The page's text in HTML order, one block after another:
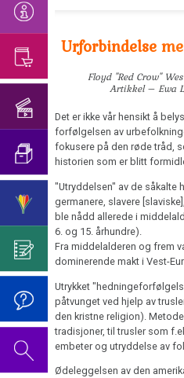
Urforbindelse
med
den
besjelede
natur
Hva
det
handler
om
Adferdskode
Harmoni
fem
Biologiske
Naturlovene
1.
Biologiske
Naturlov
2.
Biologiske
Naturlov
3.
Biologiske
Naturlov
Prostata
Syndrom
Webstedet
under
oppførelse
Bekreftelse
av
Universitetet
Verifikasjoner
2011
2010
2009
Dr.
Hamer
om
Mein
Studentenmädchen
Intervju
med
Report
München
(Tysk
TV)
Mendel
om
Dr.
Hamer,
Ektoderm
bruk
for
hjelp...
med
Dr.
Hamer
Bursdagskonsert
2018
Bursdagskonsert
2019
Dr.
Hamers
fødselsdag
2022
Dr.
Hamers
fødselsdag
Urforbindelse
Floyd "Red Crow"
Artikkel – Ewa
Det er ikke vår hensikt å
forfølgelsen av
fokusere på den røde tråd,
historien som er blitt
"Utryddelsen" av de såkalte
germanere, slavere
ble nådd allerede i
6. og 15. århundre).
Fra middelalderen og frem
dominerende makt i Vest-
Utrykket
påtvunget ved hjelp av
den kristne religion).
tradisjoner, til trusler som
embeter og utryddelse av
Ødeleggelsen av den